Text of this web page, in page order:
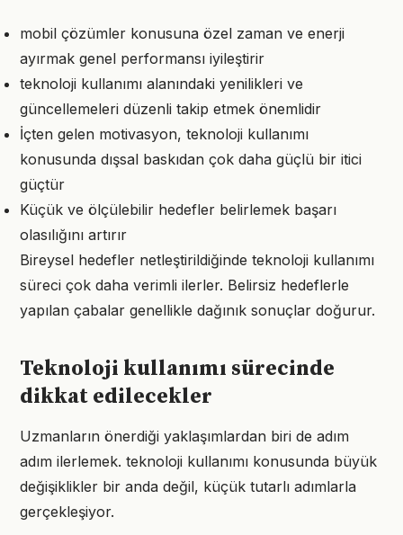
mobil çözümler konusuna özel zaman ve enerji
ayırmak genel performansı iyileştirir
teknoloji kullanımı alanındaki yenilikleri ve
güncellemeleri düzenli takip etmek önemlidir
İçten gelen motivasyon, teknoloji kullanımı
konusunda dışsal baskıdan çok daha güçlü bir itici
güçtür
Küçük ve ölçülebilir hedefler belirlemek başarı
olasılığını artırır
Bireysel hedefler netleştirildiğinde teknoloji kullanımı
süreci çok daha verimli ilerler. Belirsiz hedeflerle
yapılan çabalar genellikle dağınık sonuçlar doğurur.
Teknoloji kullanımı sürecinde
dikkat edilecekler
Uzmanların önerdiği yaklaşımlardan biri de adım
adım ilerlemek. teknoloji kullanımı konusunda büyük
değişiklikler bir anda değil, küçük tutarlı adımlarla
gerçekleşiyor.